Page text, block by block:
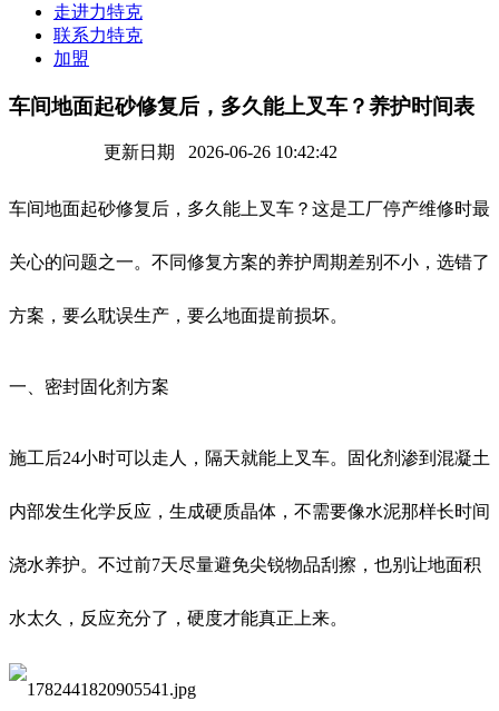
走进力特克
联系力特克
加盟
车间地面起砂修复后，多久能上叉车？养护时间表
更新日期 2026-06-26 10:42:42
车间地面起砂修复后，多久能上叉车？这是工厂停产维修时最
关心的问题之一。不同修复方案的养护周期差别不小，选错了
方案，要么耽误生产，要么地面提前损坏。
一、密封固化剂方案
施工后24小时可以走人，隔天就能上叉车。固化剂渗到混凝土
内部发生化学反应，生成硬质晶体，不需要像水泥那样长时间
浇水养护。不过前7天尽量避免尖锐物品刮擦，也别让地面积
水太久，反应充分了，硬度才能真正上来。